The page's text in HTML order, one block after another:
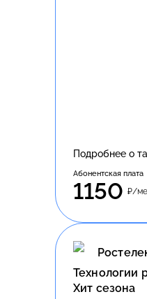
Подробнее о
Абонентская плата
1150 ₽/
Технологии
Хит сезона